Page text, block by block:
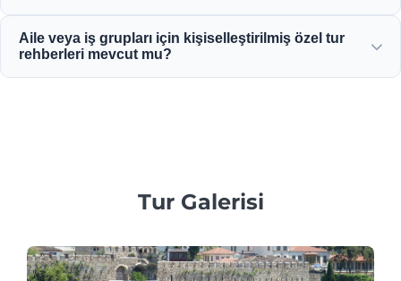
saat öncesine kadar ücretsiz iptale izin veren cömert iptal
Aile veya iş grupları için kişiselleştirilmiş özel tur
rehberleri mevcut mu?
Tur Galerisi